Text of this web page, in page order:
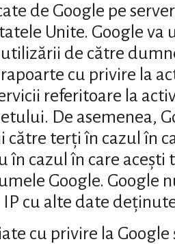
de Google pe
Unite. Google
de către
cu privire la
referitoare la
De asemenea,
către terți în cazul în
în cazul în care
Google. Google
cu alte date
cu privire la